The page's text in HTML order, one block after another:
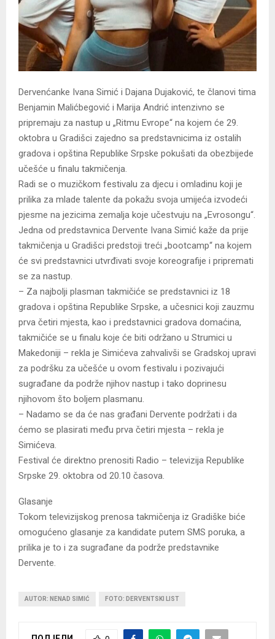
Dervenćanke Ivana Simić i Dajana Dujaković, te članovi tima
Benjamin Malićbegović i Marija Andrić intenzivno se
pripremaju za nastup u „Ritmu Evrope“ na kojem će 29.
oktobra u Gradišci zajedno sa predstavnicima iz ostalih
gradova i opština Republike Srpske pokušati da obezbijede
učešće u finalu takmičenja.
Radi se o muzičkom festivalu za djecu i omladinu koji je
prilika za mlade talente da pokažu svoja umijeća izvodeći
pjesme na jezicima zemalja koje učestvuju na „Evrosongu“.
Jedna od predstavnica Dervente Ivana Simić kaže da prije
takmičenja u Gradišci predstoji treći „bootcamp“ na kojem
će svi predstavnici utvrđivati svoje koreografije i pripremati
se za nastup.
– Za najbolji plasman takmičiće se predstavnici iz 18
gradova i opština Republike Srpske, a učesnici koji zauzmu
prva četiri mjesta, kao i predstavnici gradova domaćina,
takmičiće se u finalu koje će biti održano u Strumici u
Makedoniji – rekla je Simićeva zahvalivši se Gradskoj upravi
za podršku za učešće u ovom festivalu i pozivajući
sugrađane da podrže njihov nastup i tako doprinesu
njihovom što boljem plasmanu.
– Nadamo se da će nas građani Dervente podržati i da
ćemo se plasirati među prva četiri mjesta – rekla je
Simićeva.
Festival će direktno prenositi Radio – televizija Republike
Srpske 29. oktobra od 20.10 časova.
Glasanje
Tokom televizijskog prenosa takmičenja iz Gradiške biće
omogućeno glasanje za kandidate putem SMS poruka, a
prilika je to i za sugrađane da podrže predstavnike
Dervente.
AUTOR: NENAD SIMIĆ FOTO: DERVENTSKI LIST